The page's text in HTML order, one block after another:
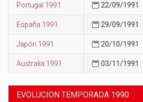
Portugal 1991 22/09/1991
España 1991 29/09/1991
Japón 1991 20/10/1991
Australia 1991 03/11/1991
EVOLUCION TEMPORADA 1990